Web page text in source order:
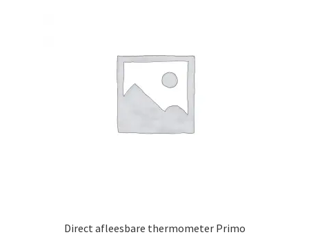
Direct afleesbare thermometer Primo